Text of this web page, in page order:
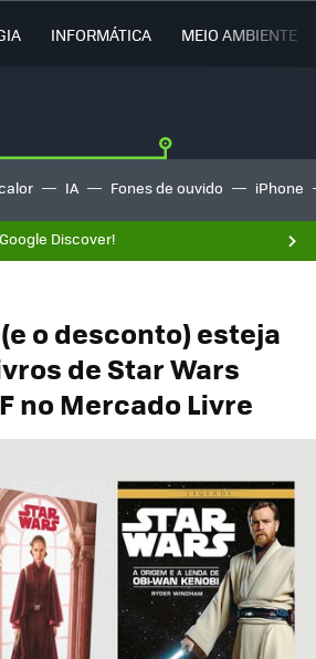
INFORMÁTICA MEIO AMBIENTE
IA Fones de ouvido iPhone
Discover!
o desconto) esteja
de Star Wars
no Mercado Livre